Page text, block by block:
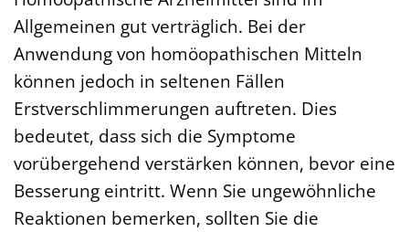
Allgemeinen gut verträglich. Bei der
Anwendung von homöopathischen Mitteln
können jedoch in seltenen Fällen
Erstverschlimmerungen auftreten. Dies
bedeutet, dass sich die Symptome
vorübergehend verstärken können, bevor eine
Besserung eintritt. Wenn Sie ungewöhnliche
Reaktionen bemerken, sollten Sie die